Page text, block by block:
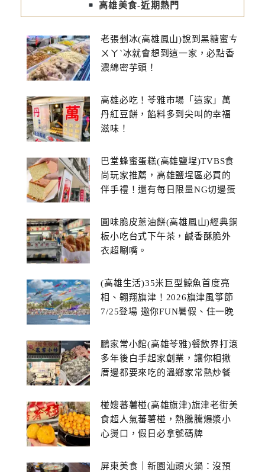
高雄美食-近期熱門
老張剉冰(高雄鳳山)說到黑糖蜜ㄘ
ㄨㄚˋ冰就會想到這一家，必點香
濃綿密芋頭！
高雄必吃！苓雅市場「這家」萬
丹紅豆餅，餡料多到尖叫的幸福
滋味！
巴堂蜂蜜蛋糕(高雄鹽埕)TVBS食
尚玩家推薦，高雄鹽埕區必買的
伴手禮！還有每日限量NG切邊蛋
圓味脆皮蔥油餅(高雄鳳山)經典銅
板小吃台式下午茶，鹹香酥脆外
衣超唰嘴。
(高雄生活)35米巨型鯨魚首度亮
相、翱翔旗津！2026旗津風箏節
7/25登場 邀你FUN暑假、住一晚
鵬家常小館(高雄苓雅)餐飲界打滾
多年後白手起家創業，讓你相揪
厝邊都要來吃的溫鄉家常熱炒餐
椪嫂蕃薯椪(高雄旗津)旗津老街美
食超人氣蕃薯椪，熱騰騰爆漿小
心燙口，假日必拿號碼牌
屏東美食｜新園汕頭火鍋：沒預